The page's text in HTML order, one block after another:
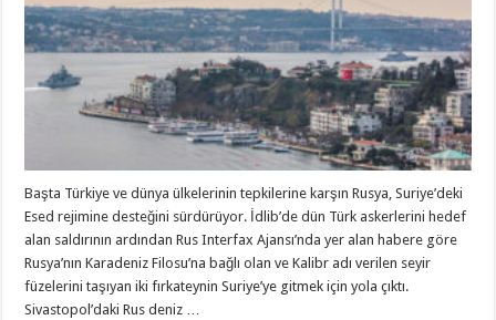
Başta Türkiye ve dünya ülkelerinin tepkilerine karşın Rusya, Suriye’deki
Esed rejimine desteğini sürdürüyor. İdlib’de dün Türk askerlerini hedef
alan saldırının ardından Rus Interfax Ajansı’nda yer alan habere göre
Rusya’nın Karadeniz Filosu’na bağlı olan ve Kalibr adı verilen seyir
füzelerini taşıyan iki fırkateynin Suriye’ye gitmek için yola çıktı.
Sivastopol’daki Rus deniz …